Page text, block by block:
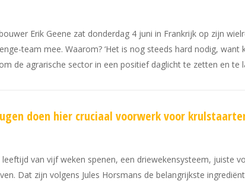
Erik Geene zat donderdag 4 juni in Frankrijk op zijn
team mee. Waarom? ‘Het is nog steeds hard nodig,
de agrarische sector in een positief daglicht te zetten en te
doen hier cruciaal voorwerk voor
van vijf weken spenen, een driewekensysteem, juiste
Dat zijn volgens Jules Horsmans de belangrijkste